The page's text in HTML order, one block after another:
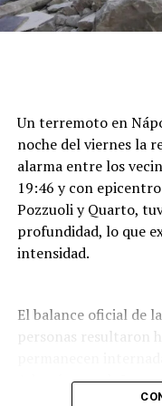
Un terremoto en
noche del viernes la
alarma entre los
19:46 y con
Pozzuoli y Quarto,
profundidad, lo que
intensidad.
El balance oficial de
personas resultaron
Además, por daños
forma preventiva a